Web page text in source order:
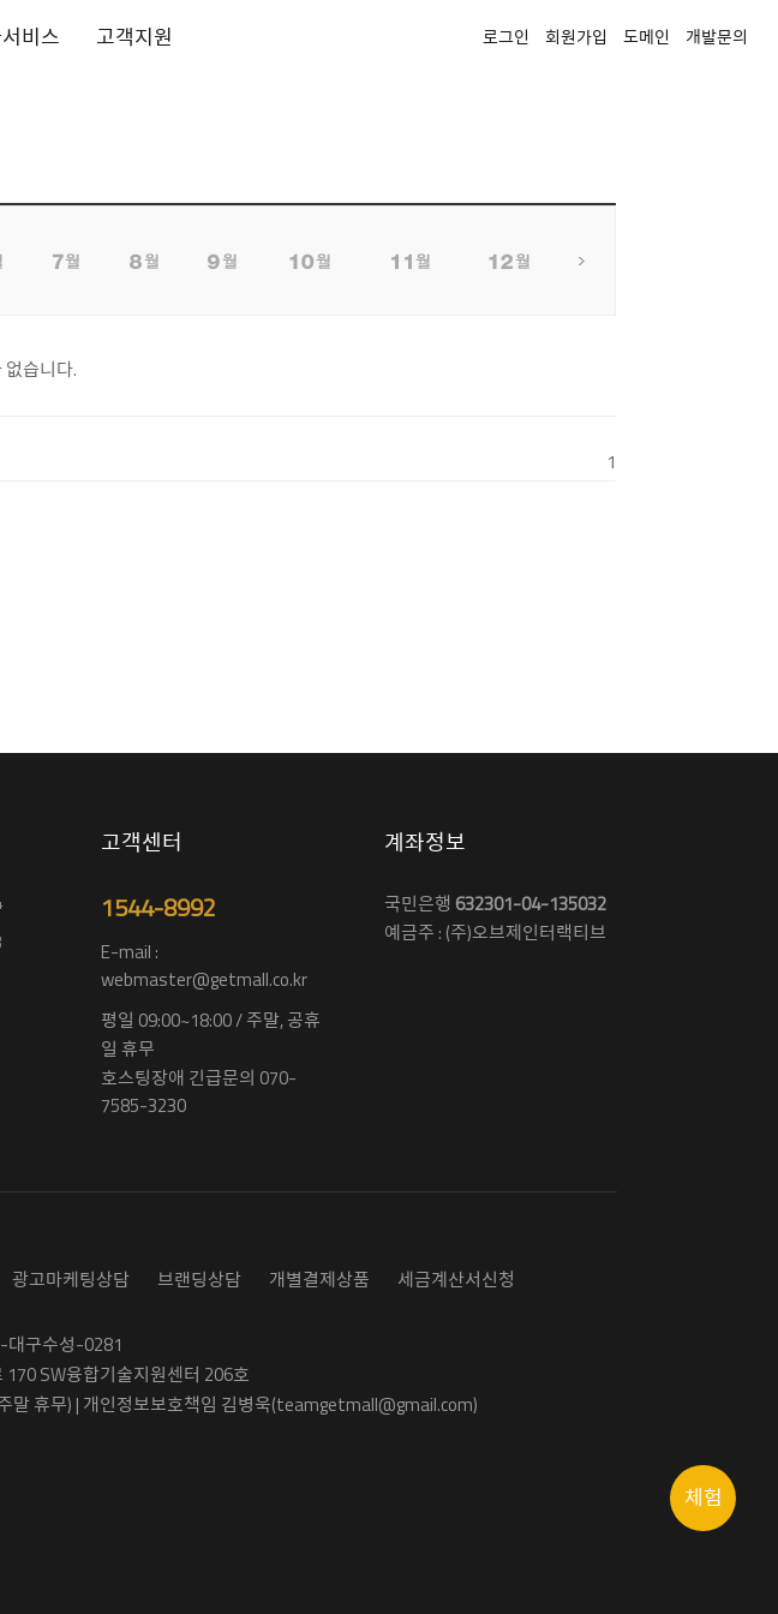
비스 고객지원 로그인 회원가입 도메인 개발문의
습니다.
1
고객센터
1544-8992
E-mail :
webmaster@getmall.co.kr
평일 09:00~18:00 / 주말, 공휴
일 휴무
호스팅장애 긴급문의 070-
7585-3230
계좌정보
국민은행 632301-04-135032
예금주 : (주)오브제인터랙티브
광고마케팅상담 브랜딩상담 개별결제상품 세금계산서신청
대구수성-0281
SW융합기술지원센터 206호
말 휴무) | 개인정보보호책임 김병욱(teamgetmall@gmail.com)
체험